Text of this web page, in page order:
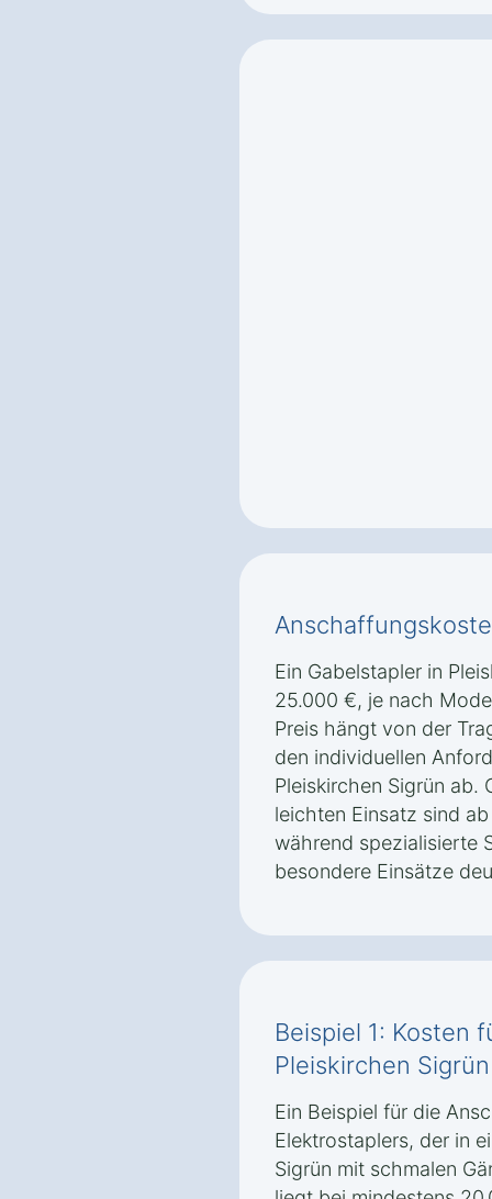
Ein Gabelstapler in
25.000 €, je nach
Preis hängt von der
den individuellen
Pleiskirchen Sigrün ab.
leichten Einsatz sind
während spezialisierte
besondere Einsätze
Beispiel 1: Kosten
Pleiskirchen Sigrün
Ein Beispiel für die
Elektrostaplers, der in
Sigrün mit schmalen